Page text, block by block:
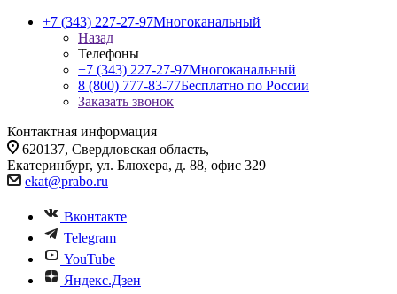
+7 (343) 227-27-97Многоканальный
Назад
Телефоны
+7 (343) 227-27-97Многоканальный
8 (800) 777-83-77Бесплатно по России
Заказать звонок
Контактная информация
620137, Свердловская область,
Екатеринбург, ул. Блюхера, д. 88, офис 329
ekat@prabo.ru
Вконтакте
Telegram
YouTube
Яндекс.Дзен